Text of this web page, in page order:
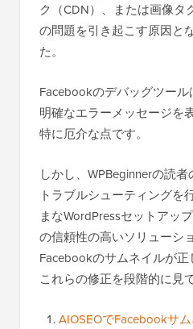
ク（CDN）、または画像タ
の問題を引き起こす原因と
た。
Facebookのデバッグツー
明確なエラーメッセージを
特に厄介な点です。
しかし、WPBeginnerの読
トラブルシューティングを
まなWordPressセットアッ
の信頼性の高いソリューシ
Facebookのサムネイルが正
これらの修正を段階的に見
AIOSEOでFacebookサ